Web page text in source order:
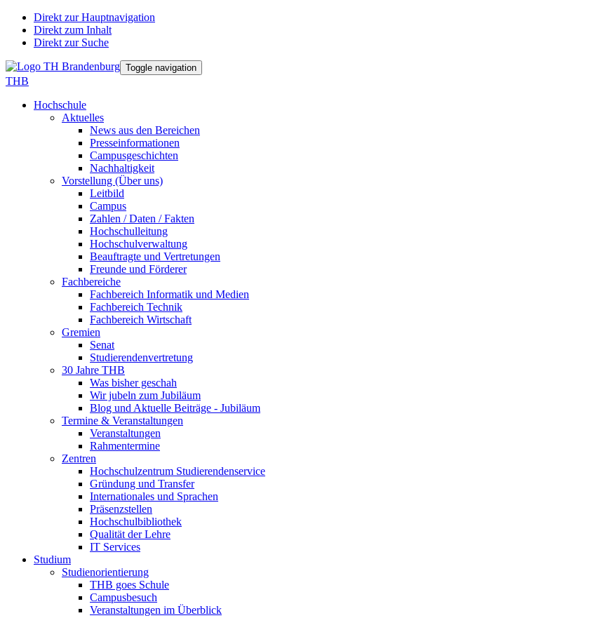
Direkt zur Hauptnavigation
Direkt zum Inhalt
Direkt zur Suche
Toggle navigation
THB
Hochschule
Aktuelles
News aus den Bereichen
Presseinformationen
Campusgeschichten
Nachhaltigkeit
Vorstellung (Über uns)
Leitbild
Campus
Zahlen / Daten / Fakten
Hochschulleitung
Hochschulverwaltung
Beauftragte und Vertretungen
Freunde und Förderer
Fachbereiche
Fachbereich Informatik und Medien
Fachbereich Technik
Fachbereich Wirtschaft
Gremien
Senat
Studierendenvertretung
30 Jahre THB
Was bisher geschah
Wir jubeln zum Jubiläum
Blog und Aktuelle Beiträge - Jubiläum
Termine & Veranstaltungen
Veranstaltungen
Rahmentermine
Zentren
Hochschulzentrum Studierendenservice
Gründung und Transfer
Internationales und Sprachen
Präsenzstellen
Hochschulbibliothek
Qualität der Lehre
IT Services
Studium
Studienorientierung
THB goes Schule
Campusbesuch
Veranstaltungen im Überblick